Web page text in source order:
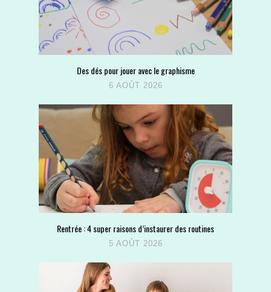
Des dés pour jouer avec le graphisme
6 AOÛT 2026
Rentrée : 4 super raisons d’instaurer des routines
5 AOÛT 2026